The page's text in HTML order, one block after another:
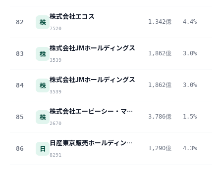
82 株
株式会社エコス
7520
1,342億 4.4%
83 株
株式会社JMホールディングス
3539
1,862億 3.0%
84 株
株式会社JMホールディングス
3539
1,862億 3.0%
85 株
株式会社エービーシー・マート
2670
3,786億 1.5%
86 日
日産東京販売ホールディングス株式会社
8291
1,290億 4.3%